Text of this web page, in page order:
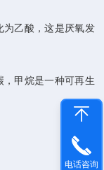
乙酸，这是厌氧发
甲烷是一种可再生
电话咨询